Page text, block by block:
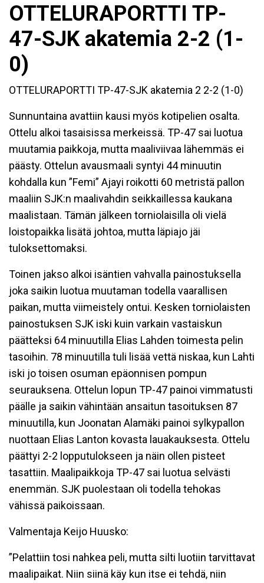
OTTELURAPORTTI TP-
47-SJK akatemia 2-2 (1-
0)
OTTELURAPORTTI TP-47-SJK akatemia 2 2-2 (1-0)
Sunnuntaina avattiin kausi myös kotipelien osalta.
Ottelu alkoi tasaisissa merkeissä. TP-47 sai luotua
muutamia paikkoja, mutta maaliviivaa lähemmäs ei
päästy. Ottelun avausmaali syntyi 44 minuutin
kohdalla kun ”Femi” Ajayi roikotti 60 metristä pallon
maaliin SJK:n maalivahdin seikkaillessa kaukana
maalistaan. Tämän jälkeen torniolaisilla oli vielä
loistopaikka lisätä johtoa, mutta läpiajo jäi
tuloksettomaksi.
Toinen jakso alkoi isäntien vahvalla painostuksella
joka saikin luotua muutaman todella vaarallisen
paikan, mutta viimeistely ontui. Kesken torniolaisten
painostuksen SJK iski kuin varkain vastaiskun
päätteksi 64 minuutilla Elias Lahden toimesta pelin
tasoihin. 78 minuutilla tuli lisää vettä niskaa, kun Lahti
iski jo toisen osuman epäonnisen pompun
seurauksena. Ottelun lopun TP-47 painoi vimmatusti
päälle ja saikin vähintään ansaitun tasoituksen 87
minuutilla, kun Joonatan Alamäki painoi sylkypallon
nuottaan Elias Lanton kovasta lauakauksesta. Ottelu
päättyi 2-2 lopputulokseen ja näin ollen pisteet
tasattiin. Maalipaikkoja TP-47 sai luotua selvästi
enemmän. SJK puolestaan oli todella tehokas
vähissä paikoissaan.
Valmentaja Keijo Huusko:
”Pelattiin tosi nahkea peli, mutta silti luotiin tarvittavat
maalipaikat. Niin siinä käy kun itse ei tehdä, niin